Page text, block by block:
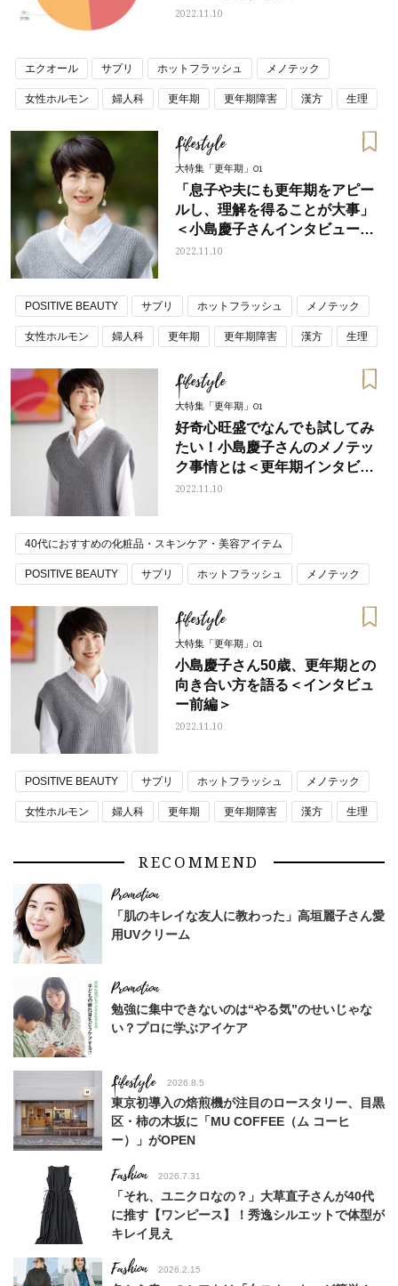
2022.11.10
エクオール サプリ ホットフラッシュ メノテック
女性ホルモン 婦人科 更年期 更年期障害 漢方 生理
膣ケア 閉経
Lifestyle
大特集「更年期」01
「息子や夫にも更年期をアピー
ルし、理解を得ることが大事」
＜小島慶子さんインタビュー後
編＞
2022.11.10
POSITIVE BEAUTY サプリ ホットフラッシュ メノテック
女性ホルモン 婦人科 更年期 更年期障害 漢方 生理
膣ケア 閉経
Lifestyle
大特集「更年期」01
好奇心旺盛でなんでも試してみ
たい！小島慶子さんのメノテッ
ク事情とは＜更年期インタビュ
ー中編＞
2022.11.10
40代におすすめの化粧品・スキンケア・美容アイテム
POSITIVE BEAUTY サプリ ホットフラッシュ メノテック
女性ホルモン 婦人科 生理
膣ケア 閉経
Lifestyle
大特集「更年期」01
小島慶子さん50歳、更年期との
向き合い方を語る＜インタビュ
ー前編＞
2022.11.10
POSITIVE BEAUTY サプリ ホットフラッシュ メノテック
女性ホルモン 婦人科 更年期 更年期障害 漢方 生理
RECOMMEND
「肌のキレイな友人に教わった」高垣麗子さん愛
用UVクリーム
勉強に集中できないのは“やる気”のせいじゃな
い？プロに学ぶアイケア
Lifestyle 2026.8.5
東京初導入の焙煎機が注目のロースタリー、目黒
区・柿の木坂に「MU COFFEE（ム コーヒ
ー）」がOPEN
Fashion 2026.7.31
「それ、ユニクロなの？」大草直子さんが40代
に推す【ワンピース】！秀逸シルエットで体型が
キレイ見え
Fashion 2026.2.15